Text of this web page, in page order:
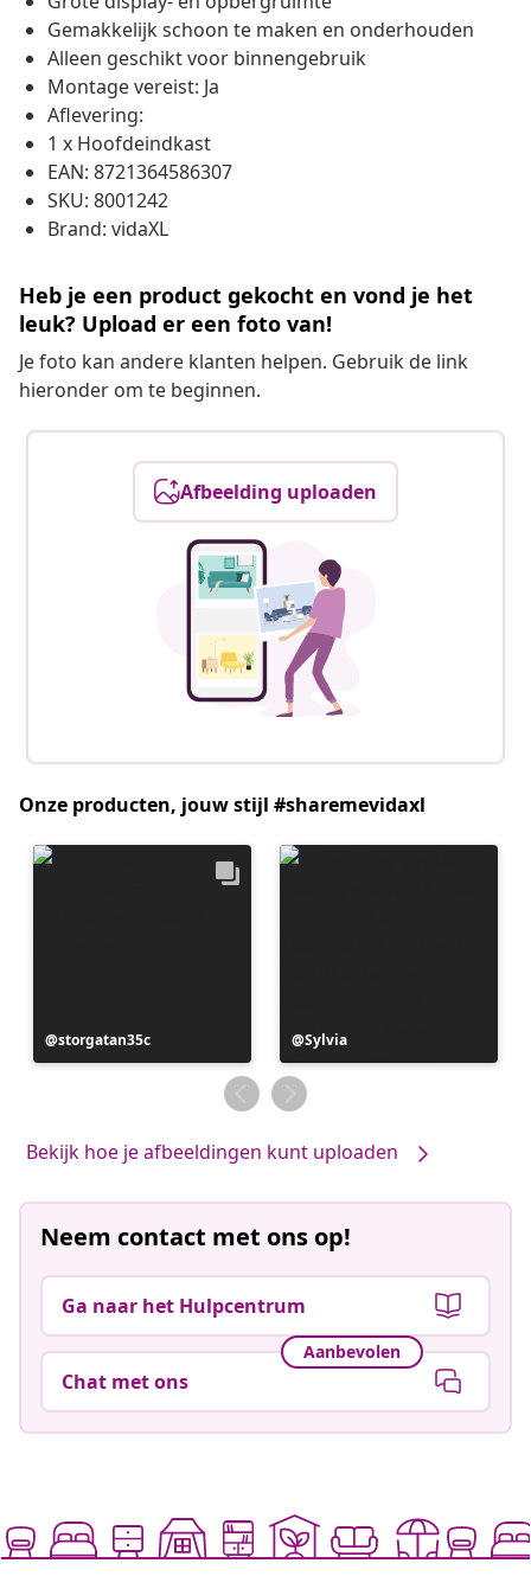
Gemakkelijk schoon te maken en onderhouden
Alleen geschikt voor binnengebruik
Montage vereist: Ja
Aflevering:
1 x Hoofdeindkast
EAN: 8721364586307
SKU: 8001242
Brand: vidaXL
Heb je een product gekocht en vond je het
leuk? Upload er een foto van!
Je foto kan andere klanten helpen. Gebruik de link
hieronder om te beginnen.
Afbeelding uploaden
Onze producten, jouw stijl #sharemevidaxl
Bericht
gepubliceerd
storgatan35c
Bericht
gepubliceerd
door
Sylvia
Bekijk hoe je afbeeldingen kunt uploaden
Neem contact met ons op!
Ga naar het Hulpcentrum
Aanbevolen
Chat met ons